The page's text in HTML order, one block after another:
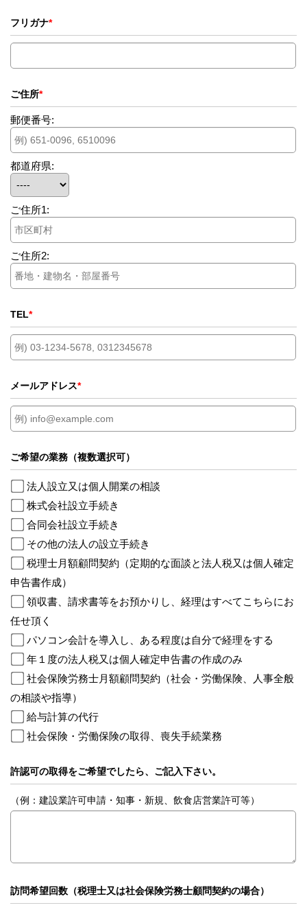
フリガナ*
ご住所*
郵便番号:
都道府県:
ご住所1:
ご住所2:
TEL*
メールアドレス*
ご希望の業務（複数選択可）
法人設立又は個人開業の相談
株式会社設立手続き
合同会社設立手続き
その他の法人の設立手続き
税理士月額顧問契約（定期的な面談と法人税又は個人確定
申告書作成）
領収書、請求書等をお預かりし、経理はすべてこちらにお
任せ頂く
パソコン会計を導入し、ある程度は自分で経理をする
年１度の法人税又は個人確定申告書の作成のみ
社会保険労務士月額顧問契約（社会・労働保険、人事全般
の相談や指導）
給与計算の代行
社会保険・労働保険の取得、喪失手続業務
許認可の取得をご希望でしたら、ご記入下さい。
（例：建設業許可申請・知事・新規、飲食店営業許可等）
訪問希望回数（税理士又は社会保険労務士顧問契約の場合）